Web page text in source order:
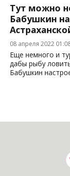
Тут можно
Бабушкин
08 апреля 2022
Еще немного и
дабы рыбу
Бабушкин